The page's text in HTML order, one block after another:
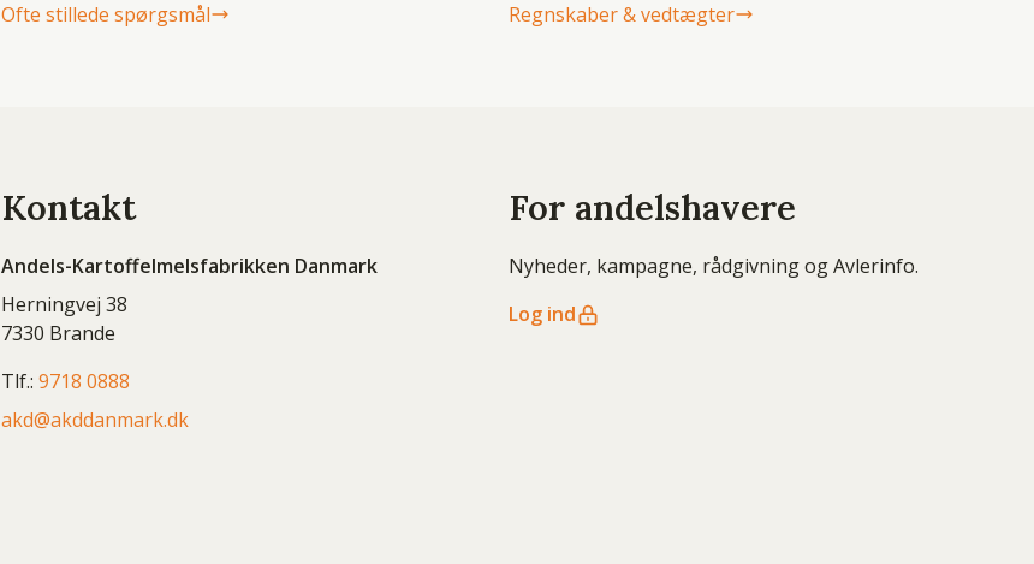
Ofte stillede spørgsmål
Regnskaber & vedtægter
Kontakt
Andels-Kartoffelmelsfabrikken Danmark
Herningvej 38
7330 Brande
Tlf.:9718 0888
akd@akddanmark.dk
For andelshavere
Nyheder, kampagne, rådgivning og Avlerinfo.
Log ind